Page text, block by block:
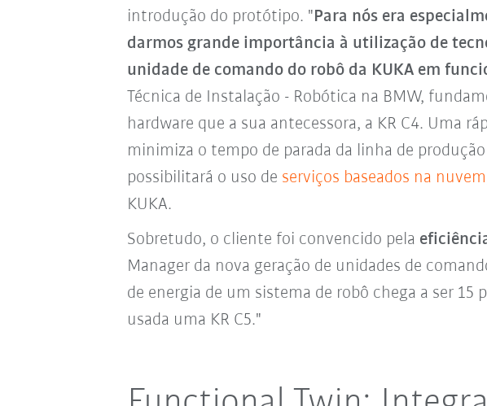
introdução do protótipo. "Para nós era
darmos grande importância à utilização de
unidade de comando do robô da KUKA em
Técnica de Instalação - Robótica na BMW,
hardware que a sua antecessora, a KR C4. Uma
minimiza o tempo de parada da linha de
possibilitará o uso de serviços baseados na
KUKA.
Sobretudo, o cliente foi convencido pela
Manager da nova geração de unidades de
de energia de um sistema de robô chega a ser
usada uma KR C5."